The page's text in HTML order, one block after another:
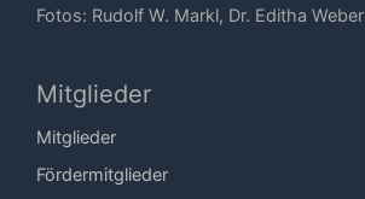
Fotos: Rudolf W. Markl, Dr. Editha Weber
Mitglieder
Mitglieder
Fördermitglieder